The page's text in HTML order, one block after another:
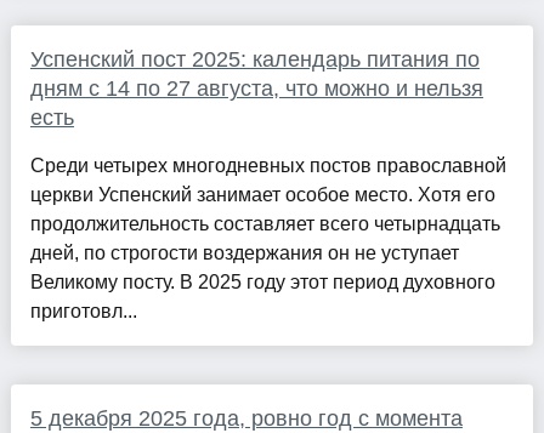
Успенский пост 2025: календарь питания по
дням с 14 по 27 августа, что можно и нельзя
есть
Среди четырех многодневных постов православной
церкви Успенский занимает особое место. Хотя его
продолжительность составляет всего четырнадцать
дней, по строгости воздержания он не уступает
Великому посту. В 2025 году этот период духовного
приготовл...
5 декабря 2025 года, ровно год с момента